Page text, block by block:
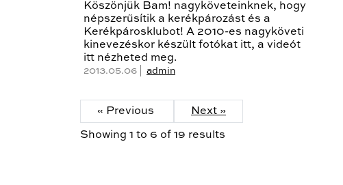
Köszönjük Bam! nagyköveteinknek, hogy
népszerűsítik a kerékpározást és a
Kerékpárosklubot! A 2010-es nagyköveti
kinevezéskor készült fotókat itt, a videót
itt nézheted meg.
2013.05.06 | admin
« Previous Next »
Showing 1 to 6 of 19 results